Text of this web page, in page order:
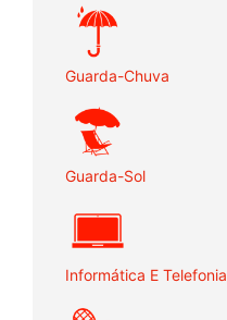
Guarda-Chuva
Guarda-Sol
Informática E Telefonia